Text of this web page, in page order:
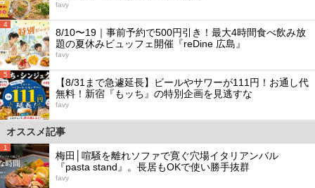
favy
4
8/10〜19｜事前予約で500円引き！最大4時間食べ飲み放
題の夏休みビュッフェ開催『reDine 広島』
favy
5
【8/31まで急遽延長】ビールやサワーが111円！お通し代
無料！新宿『もッち』の特別企画を見逃すな
favy
オススメ記事
1
梅田│喧騒を離れソファで寛ぐ穴場イタリアンバル
『pasta stand』。長居もOKで使い勝手抜群
favy